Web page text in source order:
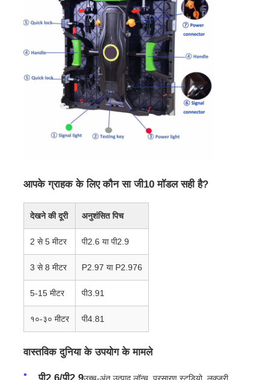
आपके ग्राहक के लिए कौन सा जी10 मॉडल सही है?
देखने की दूरी अनुशंसित पिच
2 से 5 मीटर पी2.6 या पी2.9
3 से 8 मीटर P2.97 या P2.976
5-15 मीटर पी3.91
१०-३० मीटर पी4.81
वास्तविक दुनिया के उपयोग के मामले
पी2.6/पी2.9उच्च-अंत उत्पाद लॉन्च, प्रसारण स्टूडियो, लक्जरी